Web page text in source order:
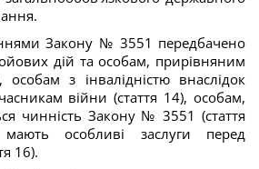
Закону № 3551 передбачено
дій та особам, прирівняним
з інвалідністю внаслідок
війни (стаття 14), особам,
чинність Закону № 3551 (стаття
особливі заслуги перед
16).